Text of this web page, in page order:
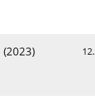
(2023)